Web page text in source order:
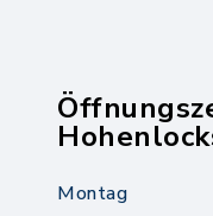
Montag